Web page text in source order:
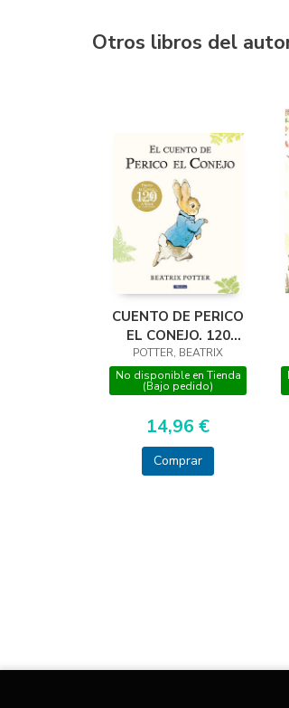
Otros libros del
CUENTO DE PERICO
EL CONEJO. 120
ANIV
POTTER, BEATRIX
No disponible en Tienda
(Bajo pedido)
14,96 €
Comprar